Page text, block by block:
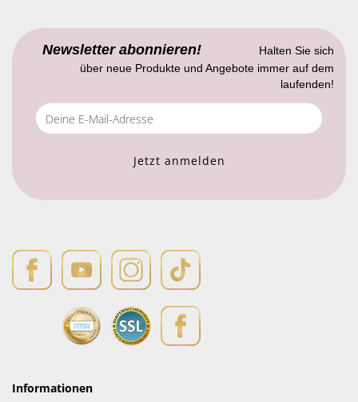
Newsletter abonnieren!
Halten Sie sich
über neue Produkte und Angebote immer auf dem
laufenden!
Informationen